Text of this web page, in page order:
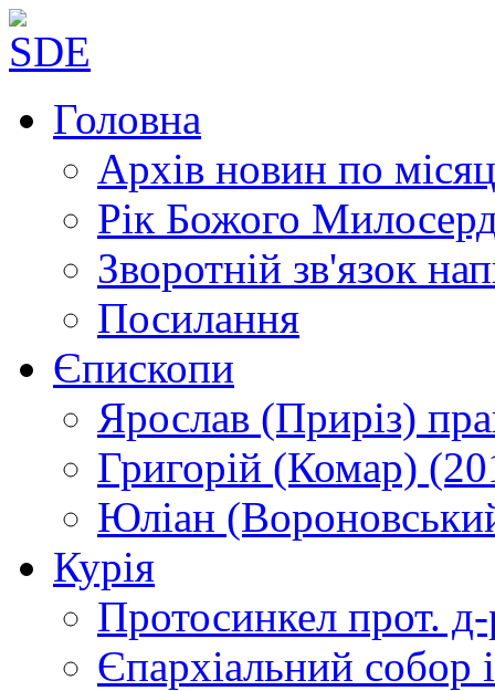
Головна
Архів новин по
Рік Божого
Зворотній зв'язок
Посилання
Єпископи
Ярослав (Приріз)
Григорій (Комар)
Юліан
Курія
Протосинкел прот.
Єпархіальний собор